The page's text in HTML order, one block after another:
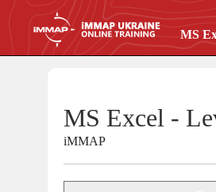
MS
MS Excel -
iMMAP